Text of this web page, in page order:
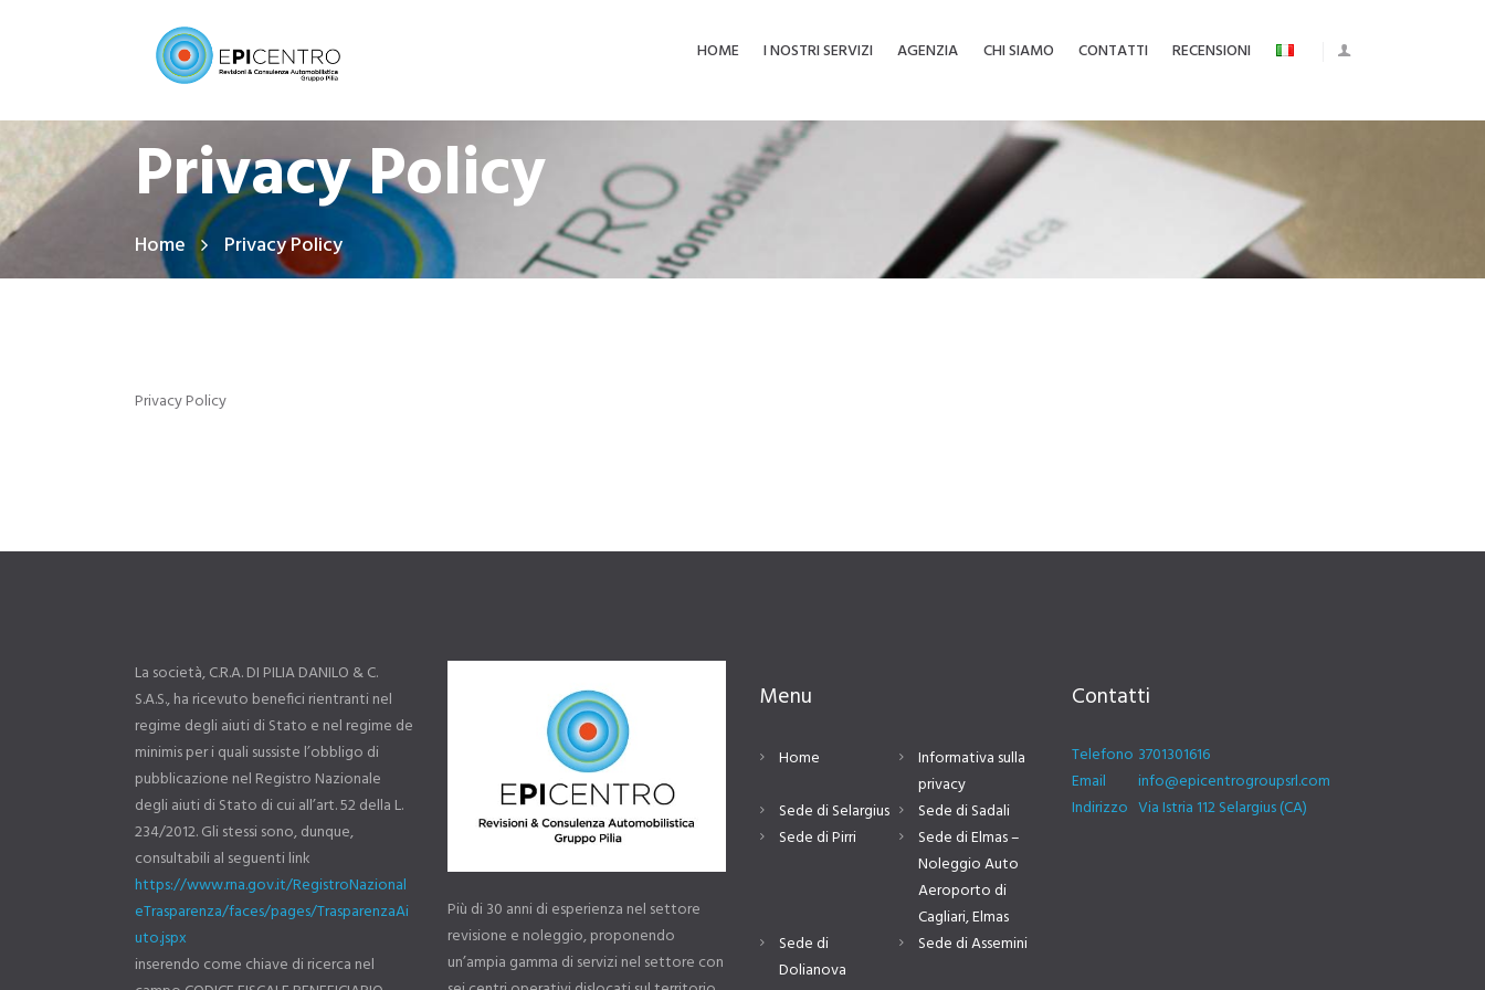
HOME I NOSTRI SERVIZI AGENZIA CHI SIAMO CONTATTI RECENSIONI
Privacy Policy
Home Privacy Policy
Privacy Policy
La società, C.R.A. DI PILIA DANILO & C.
S.A.S., ha ricevuto benefici rientranti nel
regime degli aiuti di Stato e nel regime de
minimis per i quali sussiste l’obbligo di
pubblicazione nel Registro Nazionale
degli aiuti di Stato di cui all’art. 52 della L.
234/2012. Gli stessi sono, dunque,
consultabili al seguenti link
https://www.rna.gov.it/RegistroNazional
eTrasparenza/faces/pages/TrasparenzaAi
uto.jspx
inserendo come chiave di ricerca nel
Più di 30 anni di esperienza nel settore
revisione e noleggio, proponendo
un’ampia gamma di servizi nel settore con
Menu
Home
Informativa sulla
privacy
Sede di Selargius
Sede di Sadali
Sede di Pirri
Sede di Elmas –
Noleggio Auto
Aeroporto di
Cagliari, Elmas
Sede di
Dolianova
Sede di Assemini
Contatti
Telefono 3701301616
Email
info@epicentrogroupsrl.com
Indirizzo Via Istria 112 Selargius (CA)